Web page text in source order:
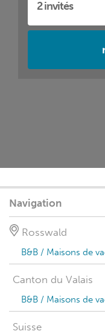
Navigation
Rosswald
B&B / Maisons de
Canton du Valais
B&B / Maisons de
Suisse